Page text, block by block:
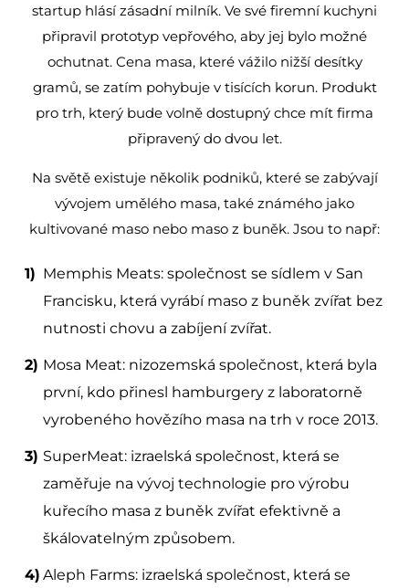
startup hlásí zásadní milník. Ve své firemní kuchyni
připravil prototyp vepřového, aby jej bylo možné
ochutnat. Cena masa, které vážilo nižší desítky
gramů, se zatím pohybuje v tisících korun. Produkt
pro trh, který bude volně dostupný chce mít firma
připravený do dvou let.
Na světě existuje několik podniků, které se zabývají
vývojem umělého masa, také známého jako
kultivované maso nebo maso z buněk. Jsou to např:
Memphis Meats: společnost se sídlem v San
Francisku, která vyrábí maso z buněk zvířat bez
nutnosti chovu a zabíjení zvířat.
Mosa Meat: nizozemská společnost, která byla
první, kdo přinesl hamburgery z laboratorně
vyrobeného hovězího masa na trh v roce 2013.
SuperMeat: izraelská společnost, která se
zaměřuje na vývoj technologie pro výrobu
kuřecího masa z buněk zvířat efektivně a
škálovatelným způsobem.
Aleph Farms: izraelská společnost, která se